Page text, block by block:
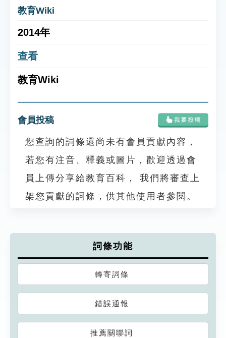
單字索引
遊戲專區
教學應用
教育Wiki
2014年
查看
教育Wiki
會員投稿
您查詢的詞條還尚未有會員貢獻內容，
若您有注音、釋義或圖片，歡迎透過會
員上傳分享給教育百科， 我們將審查上
架您貢獻的詞條，供其他使用者參閱。
詞條功能
轉寄詞條
錯誤通報
推薦關聯詞